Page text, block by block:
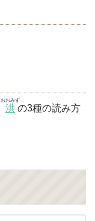
洪
おおみず
の3種の読み方